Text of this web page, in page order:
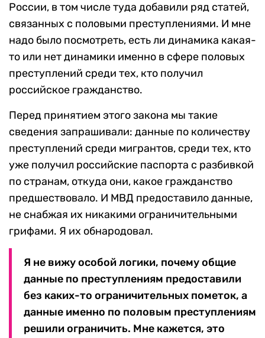
России, в том числе туда добавили ряд статей,
связанных с половыми преступлениями. И мне
надо было посмотреть, есть ли динамика какая-
то или нет динамики именно в сфере половых
преступлений среди тех, кто получил
российское гражданство.
Перед принятием этого закона мы такие
сведения запрашивали: данные по количеству
преступлений среди мигрантов, среди тех, кто
уже получил российские паспорта с разбивкой
по странам, откуда они, какое гражданство
предшествовало. И МВД предоставило данные,
не снабжая их никакими ограничительными
грифами. Я их обнародовал.
Я не вижу особой логики, почему общие
данные по преступлениям предоставили
без каких-то ограничительных пометок, а
данные именно по половым преступлениям
решили ограничить. Мне кажется, это